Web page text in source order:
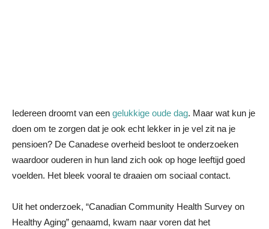
Iedereen droomt van een gelukkige oude dag. Maar wat kun je
doen om te zorgen dat je ook echt lekker in je vel zit na je
pensioen? De Canadese overheid besloot te onderzoeken
waardoor ouderen in hun land zich ook op hoge leeftijd goed
voelden. Het bleek vooral te draaien om sociaal contact.
Uit het onderzoek, “Canadian Community Health Survey on
Healthy Aging” genaamd, kwam naar voren dat het